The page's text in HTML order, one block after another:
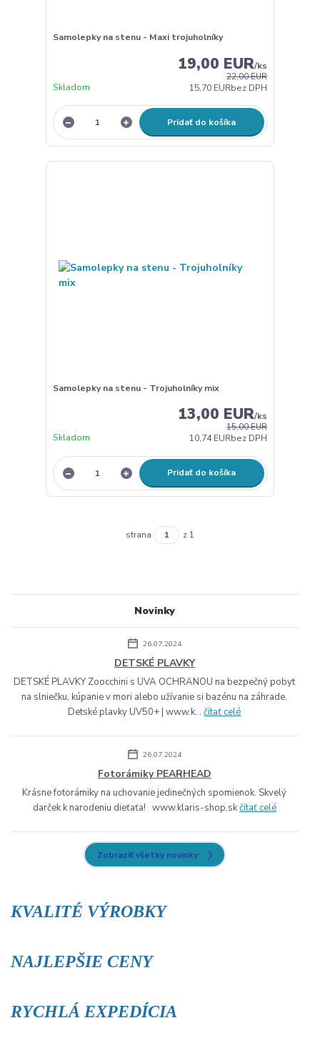
Samolepky na stenu - Maxi trojuholníky
22,00 EUR
19,00 EUR/ks
15,70 EURbez DPH
Skladom
Pridať do košíka
Samolepky na stenu - Trojuholníky mix
15,00 EUR
13,00 EUR/ks
10,74 EURbez DPH
Skladom
Pridať do košíka
strana z 1
Novinky
26.07.2024
DETSKÉ PLAVKY
DETSKÉ PLAVKY Zoocchini s UVA OCHRANOU na bezpečný pobyt
na slniečku, kúpanie v mori alebo užívanie si bazénu na záhrade.
Detské plavky UV50+ | www.k...čítať celé
26.07.2024
Fotorámiky PEARHEAD
Krásne fotorámiky na uchovanie jedinečných spomienok. Skvelý
darček k narodeniu dieťaťa! www.klaris-shop.skčítať celé
Zobraziť všetky novinky
KVALITÉ VÝROBKY
NAJLEPŠIE CENY
RYCHLÁ EXPEDÍCIA